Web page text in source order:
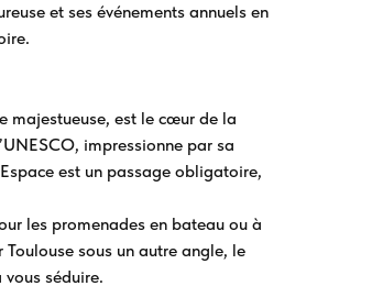
et ses événements annuels en
majestueuse, est le cœur de la
impressionne par sa
est un passage obligatoire,
les promenades en bateau ou à
sous un autre angle, le
séduire.